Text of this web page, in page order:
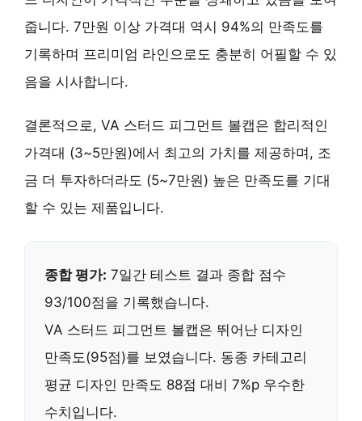
줍니다. 7만원 이상 가격대 역시 94%의 만족도를
기록하며 프리미엄 라인으로도 충분히 어필할 수 있
음을 시사합니다.
결론적으로, VA 스터드 피그먼트 볼캡은 합리적인
가격대 (3~5만원)에서 최고의 가치를 제공하며, 조
금 더 투자하더라도 (5~7만원) 높은 만족도를 기대
할 수 있는 제품입니다.
종합 평가: 7일간 테스트 결과 종합 점수
93/100점을 기록했습니다.
VA 스터드 피그먼트 볼캡은 뛰어난 디자인
만족도(95점)를 보였습니다. 동종 카테고리
평균 디자인 만족도 88점 대비 7%p 우수한
수치입니다.